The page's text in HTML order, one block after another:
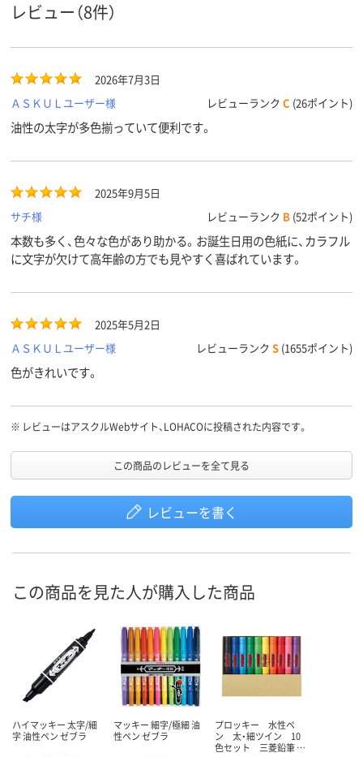
インク種
類
油性染料インク
形状 ツイン ツイン ツイン
質量 361.8g
商品環境
20 70
レビュー（8件）
2026年7月3日
ＡＳＫＵＬユーザー様
レビューランク C (26ポイント)
油性の太字が多色揃っていて便利です。
2025年9月5日
サチ様
レビューランク B (52ポイント)
本数も多く、色々な色があり助かる。お誕生日用の色紙に、カラフル
に文字が欠けて高年齢の方でも見やすく喜ばれています。
2025年5月2日
ＡＳＫＵＬユーザー様
レビューランク S (1655ポイント)
色がきれいです。
※ レビューはアスクルWebサイト、LOHACOに投稿された内容です。
この商品のレビューを全て見る
レビューを書く
この商品を見た人が購入した商品
ハイマッキー 太字/細
字 油性ペン ゼブラ
マッキー 細字/極細 油
性ペン ゼブラ
プロッキー 水性ペ
ン 太・細ツイン 10
色セット 三菱鉛筆 …